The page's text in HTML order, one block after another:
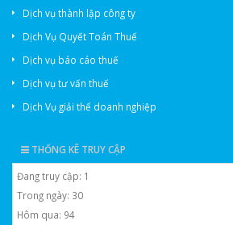
Dịch vụ thành lập công ty
Dịch Vụ Quyết Toán Thuế
Dịch vụ báo cáo thuế
Dịch vụ tư vấn thuế
Dịch Vụ giải thể doanh nghiệp
THỐNG KÊ TRUY CẬP
Đang truy cập: 1
Trong ngày: 30
Hôm qua: 94